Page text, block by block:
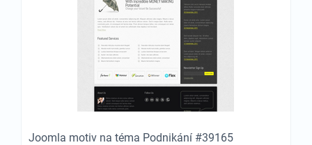
Joomla motiv na téma Podnikání #39165